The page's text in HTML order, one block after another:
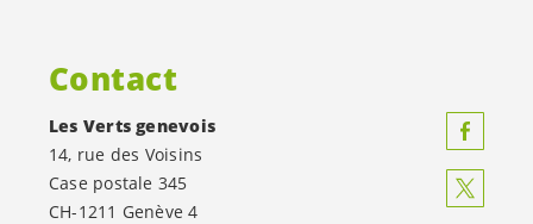
Contact
Les Verts genevois
14, rue des Voisins
Case postale 345
CH-1211 Genève 4